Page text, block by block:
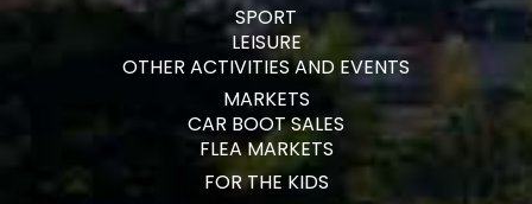
SPORT
LEISURE
OTHER ACTIVITIES AND EVENTS
MARKETS
CAR BOOT SALES
FLEA MARKETS
FOR THE KIDS